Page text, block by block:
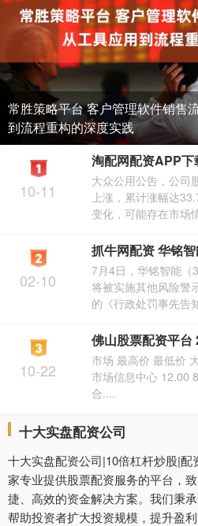
常胜策略平台 客户管理软件销售
到流程重构的深度实践
大众公用公告，公司
上涨，累计涨幅达
变化，可能存在市场
10-11
7月4日，华铭智能（
将被实施其他风险警
的《行政处罚事先告
02-10
市场 最高价 最低价
市场信息中心 12.00
合....
10-22
十大实盘配资公司
十大实盘配资公司|10倍杠杆炒股|
家专业提供股票配资服务的平台，
捷、高效的资金解决方案。我们秉
帮助投资者扩大投资规模，提升盈